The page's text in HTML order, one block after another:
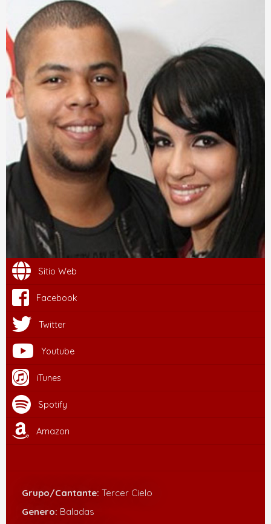
Sitio Web
Facebook
Twitter
Youtube
iTunes
Spotify
Amazon
Grupo/Cantante: Tercer Cielo
Genero: Baladas